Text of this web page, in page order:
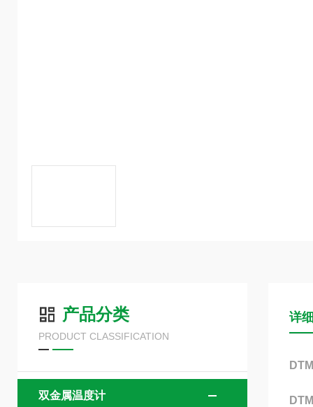
产品分类
PRODUCT CLASSIFICATION
双金属温度计
详